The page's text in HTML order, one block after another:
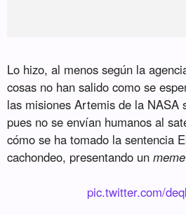
Lo hizo, al menos según la
cosas no han salido como se
las misiones Artemis de la NASA
pues no se envían humanos al
cómo se ha tomado la sentencia
cachondeo, presentando unmeme
pic.twitter.com/